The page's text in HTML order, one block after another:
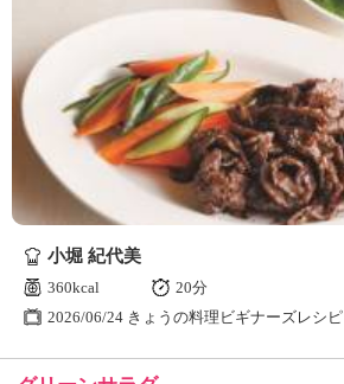
小堀 紀代美
360kcal
20分
2026/06/24 きょうの料理ビギナーズレシピ